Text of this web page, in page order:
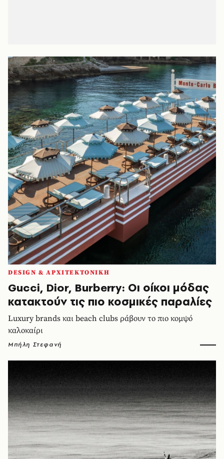
DESIGN & ΑΡΧΙΤΕΚΤΟΝΙΚΗ
Gucci, Dior, Burberry: Οι οίκοι μόδας
κατακτούν τις πιο κοσμικές παραλίες
Luxury brands και beach clubs ράβουν το πιο κομψό
καλοκαίρι
Μπήλη Στεφανή